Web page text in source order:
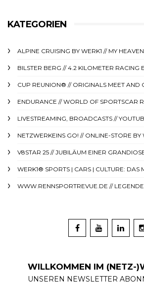
KATEGORIEN
ALPINE CRUISING BY WERK1 // MY
BILSTER BERG // 4.2 KILOMETER RACING
CUP REUNION® // ORIGINALS MEET AND
ENDURANCE // WORLD OF SPORTSCAR
LIVESTREAMING, BROADCASTS //
NETZWERKEINS GO! // ONLINE-STORE BY
V8STAR 25 // JUBILÄUM EINER
WERK1® SPORTS | CARS | CULTURE: DAS
WWW.RENNSPORTREVUE.DE //
WILLKOMMEN IM (NETZ-
UNSEREN NEWSLETTER